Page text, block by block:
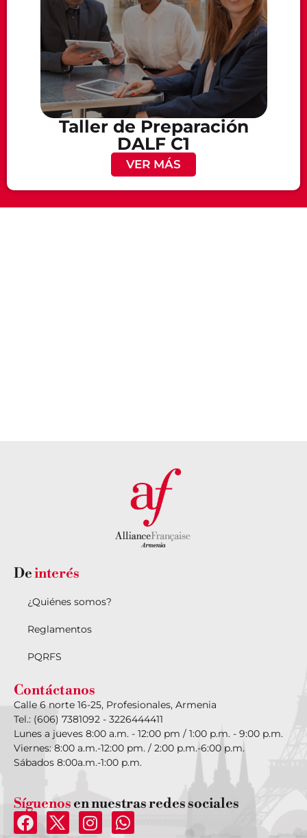
Taller de Preparación
DALF C1
VER MÁS
Deinterés
¿Quiénes somos?
Reglamentos
PQRFS
Contáctanos
Calle 6 norte 16-25, Profesionales, Armenia
Tel.: (606) 7381092 - 3226444411
Lunes a jueves 8:00 a.m. - 12:00 pm / 1:00 p.m. - 9:00 p.m.
Viernes: 8:00 a.m.-12:00 pm. / 2:00 p.m.-6:00 p.m.
Sábados 8:00a.m.-1:00 p.m.
Síguenos en nuestras redes sociales